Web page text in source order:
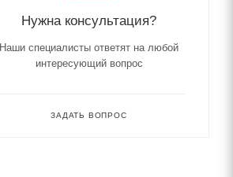
Нужна консультация?
Наши специалисты ответят на любой
интересующий вопрос
ЗАДАТЬ ВОПРОС